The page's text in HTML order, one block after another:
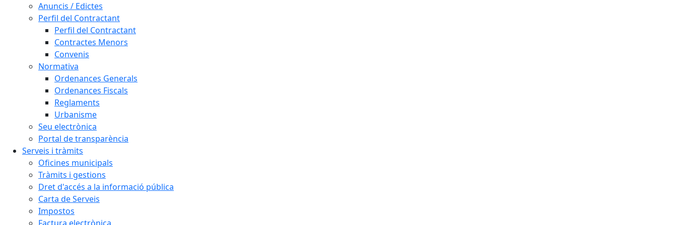
Anuncis / Edictes
Perfil del Contractant
Perfil del Contractant
Contractes Menors
Convenis
Normativa
Ordenances Generals
Ordenances Fiscals
Reglaments
Urbanisme
Seu electrònica
Portal de transparència
Serveis i tràmits
Oficines municipals
Tràmits i gestions
Dret d'accés a la informació pública
Carta de Serveis
Impostos